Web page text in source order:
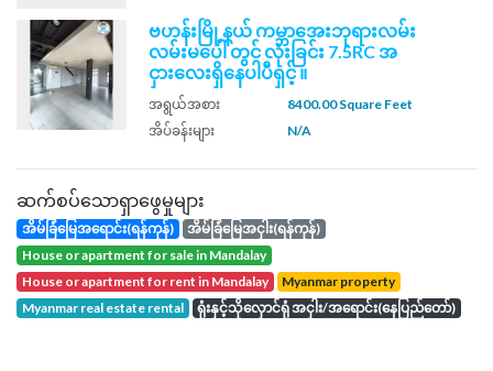
ဗဟန်းမြို့နယ် ကမ္ဘာ​အေးဘုရားလမ်း
လမ်းမပေါ် တွင် လုံးခြင်း 7.5RC အ
ငှားလေးရှိနေပါပီရှင့် ။
အရွယ်အစား
8400.00 Square Feet
အိပ်ခန်းများ
N/A
ဆက်စပ်သောရှာဖွေမှုများ
အိမ်ခြံမြေအရောင်း(ရန်ကုန်)
အိမ်ခြံမြေအငှါး(ရန်ကုန်)
house or apartment for sale in Mandalay
house or apartment for rent in Mandalay
Myanmar property
Myanmar real estate rental
ရုံးနှင့်သိုလှောင်ရုံ အငှါး/အရောင်း(နေပြည်တော်)